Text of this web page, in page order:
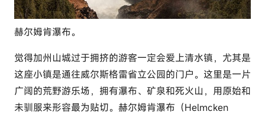
赫尔姆肯瀑布。
觉得加州山城过于拥挤的游客一定会爱上清水镇，尤其是
这座小镇是通往威尔斯格雷省立公园的门户。这里是一片
广阔的荒野游乐场，拥有瀑布、矿泉和死火山，用原始和
未驯服来形容最为贴切。赫尔姆肯瀑布（Helmcken